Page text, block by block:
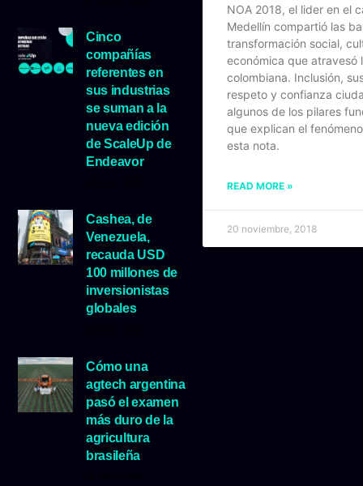
Cinco
compañías
referentes en
sus industrias
se suman a la
nueva edición
de ScaleUp de
Endeavor
Cashea, de
Venezuela,
recauda USD
100 millones de
inversionistas
globales
Cómo una
agtech argentina
pasó el examen
más duro de la
agricultura
brasileña
NOA 2018, el lider en el
Medellín compartió las
transformación social,
económica que atravesó
colombiana. Inclusión,
respeto y confianza
algunos de los pilares
que explican el
esta nota.
READ MORE »
20 noviembre, 2018